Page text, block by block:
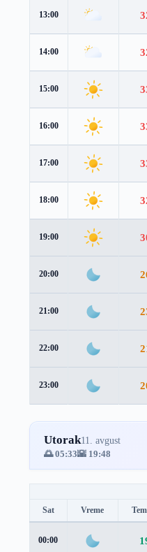
13:00
14:00
15:00
16:00
17:00
18:00
19:00
20:00
21:00
22:00
23:00
Utorak11. avgust
🌅 05:33🌇 19:48
Sat Vreme
00:00